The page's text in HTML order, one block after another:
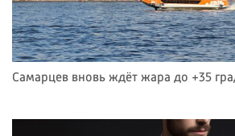
Самарцев вновь ждёт жара до +35